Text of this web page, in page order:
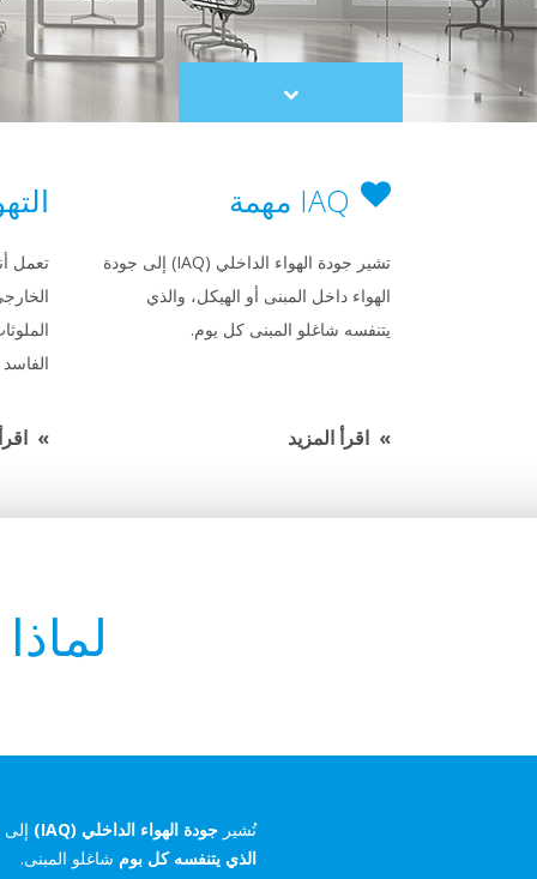
Scroll
to
IAQ مهمة
تشير جودة الهواء الداخلي (IAQ) إلى جودة
الهواء داخل المبنى أو الهيكل، والذي
يتنفسه شاغلو المبنى كل يوم.
اقرأ المزيد
تعمل
تُشير جودة الهواء الداخلي (IAQ) إلى
الذي يتنفسه كل بوم شاغلو المبنى.